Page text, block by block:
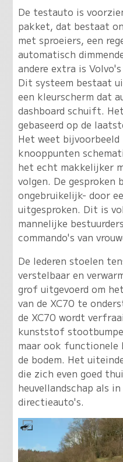
De testauto is
pakket, dat bestaat
met sproeiers, een
automatisch
andere extra is
Dit systeem bestaat
een kleurscherm dat
dashboard schuift.
gebaseerd op de
Het weet
knooppunten
het echt makkelijker
volgen. De gesproken
ongebruikelijk- door
uitgesproken. Dit is
mannelijke
commando's van
De lederen stoelen
verstelbaar en
grof uitgevoerd om
van de XC70 te
de XC70 wordt
kunststof
maar ook functionele
de bodem. Het
die zich even goed
heuvellandschap als
directieauto's.